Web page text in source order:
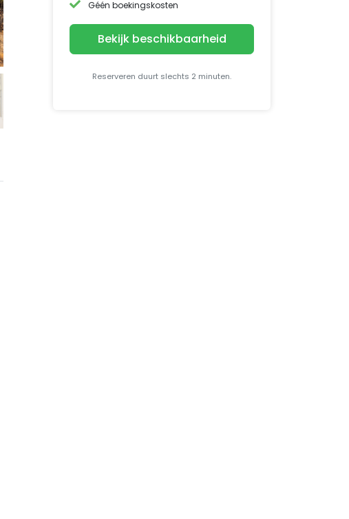
Géén boekingskosten
Bekijk beschikbaarheid
Reserveren duurt slechts 2 minuten.